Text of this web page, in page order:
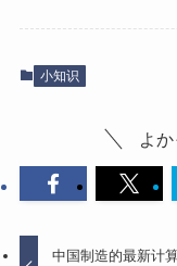
小知识
よ
中国制造的最新计